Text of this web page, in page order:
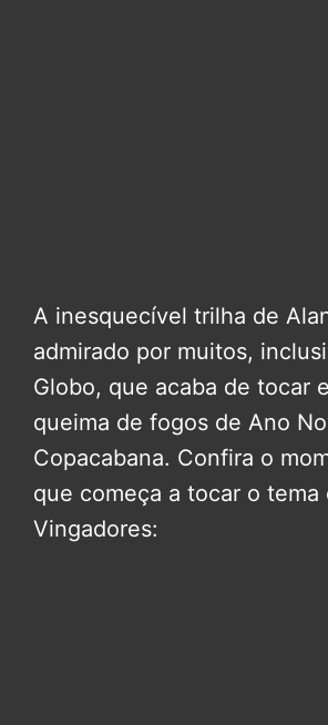
A inesquecível trilha de
admirado por muitos,
Globo, que acaba de tocar
queima de fogos de Ano
Copacabana. Confira o
que começa a tocar o tema
Vingadores: